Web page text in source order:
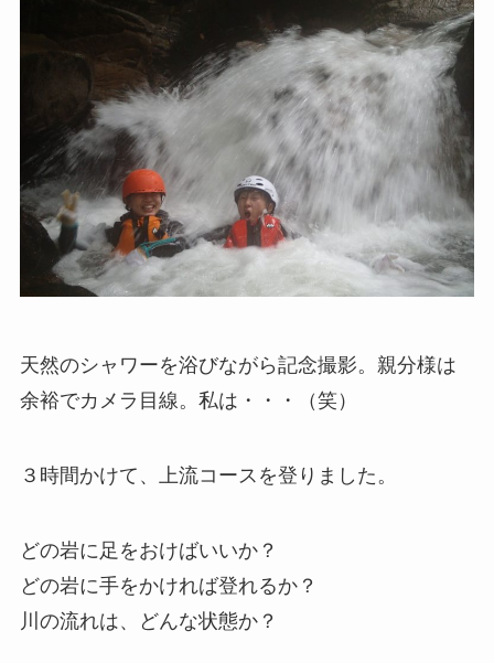
天然のシャワーを浴びながら記念撮影。親分様は
余裕でカメラ目線。私は・・・（笑）
３時間かけて、上流コースを登りました。
どの岩に足をおけばいいか？
どの岩に手をかければ登れるか？
川の流れは、どんな状態か？